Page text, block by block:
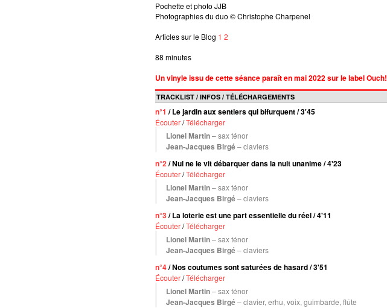
Pochette et photo JJB
Photographies du duo © Christophe Charpenel
Articles sur le Blog 1 2
88 minutes
Un vinyle issu de cette séance paraît en mai 2022 sur le label Ouch!
TRACKLIST / INFOS / TÉLÉCHARGEMENTS
n°1 / Le jardin aux sentiers qui bifurquent / 3'45
Écouter/Télécharger
Lionel Martin– sax ténor
Jean-Jacques Birgé– claviers
n°2/ Nul ne le vit débarquer dans la nuit unanime / 4'23
Écouter/Télécharger
Lionel Martin– sax ténor
Jean-Jacques Birgé– claviers
n°3/ La loterie est une part essentielle du réel / 4'11
Écouter/Télécharger
Lionel Martin– sax ténor
Jean-Jacques Birgé– claviers
n°4/ Nos coutumes sont saturées de hasard / 3'51
Écouter/Télécharger
Lionel Martin– sax ténor
Jean-Jacques Birgé– clavier, erhu, voix, guimbarde, flûte